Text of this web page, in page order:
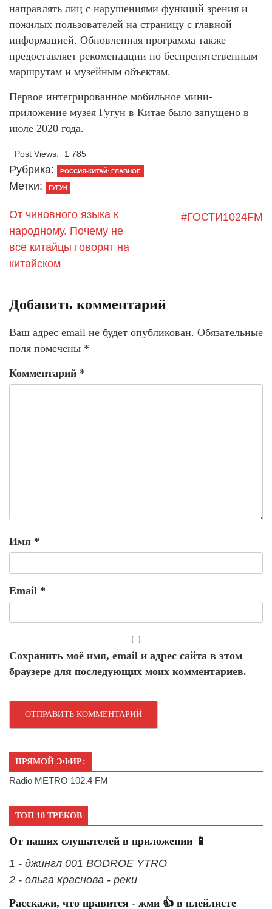
направлять лиц с нарушениями функций зрения и
пожилых пользователей на страницу с главной
информацией. Обновленная программа также
предоставляет рекомендации по беспрепятственным
маршрутам и музейным объектам.
Первое интегрированное мобильное мини-
приложение музея Гугун в Китае было запущено в
июле 2020 года.
Post Views: 1 785
Рубрика: РОССИЯ-КИТАЙ: ГЛАВНОЕ
Метки: ГУГУН
От чиновного языка к
народному. Почему не
все китайцы говорят на
китайском
#ГОСТИ1024FM
Добавить комментарий
Ваш адрес email не будет опубликован. Обязательные
поля помечены *
Комментарий *
Имя *
Email *
Сохранить моё имя, email и адрес сайта в этом
браузере для последующих моих комментариев.
ПРЯМОЙ ЭФИР:
Radio METRO 102.4 FM
ТОП 10 ТРЕКОВ
От наших слушателей в приложении 📱
1 - джингл 001 BODROE YTRO
2 - ольга краснова - реки
Расскажи, что нравится - жми 👍 в плейлисте